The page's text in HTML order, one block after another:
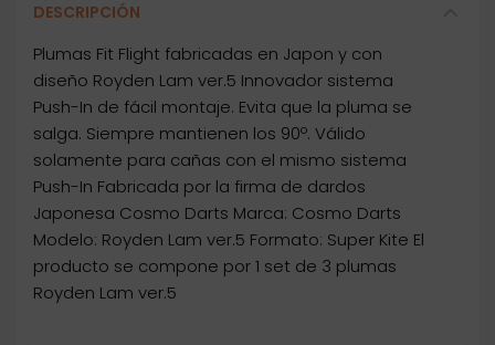
DESCRIPCIÓN
Plumas Fit Flight fabricadas en Japon y con
diseño Royden Lam ver.5 Innovador sistema
Push-In de fácil montaje. Evita que la pluma se
salga. Siempre mantienen los 90º. Válido
solamente para cañas con el mismo sistema
Push-In Fabricada por la firma de dardos
Japonesa Cosmo Darts Marca: Cosmo Darts
Modelo: Royden Lam ver.5 Formato: Super Kite El
producto se compone por 1 set de 3 plumas
Royden Lam ver.5